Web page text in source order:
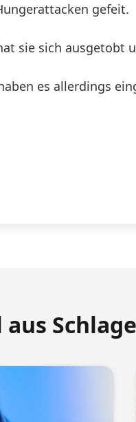
gefeit.
sie sich ausgetobt
es allerdings